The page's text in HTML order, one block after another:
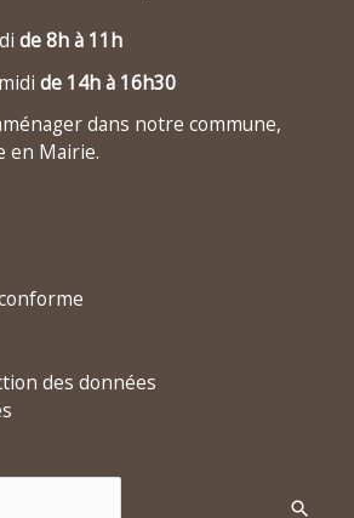
de 8h à 11h
de 14h à 16h30
dans notre commune,
en Mairie.
des données